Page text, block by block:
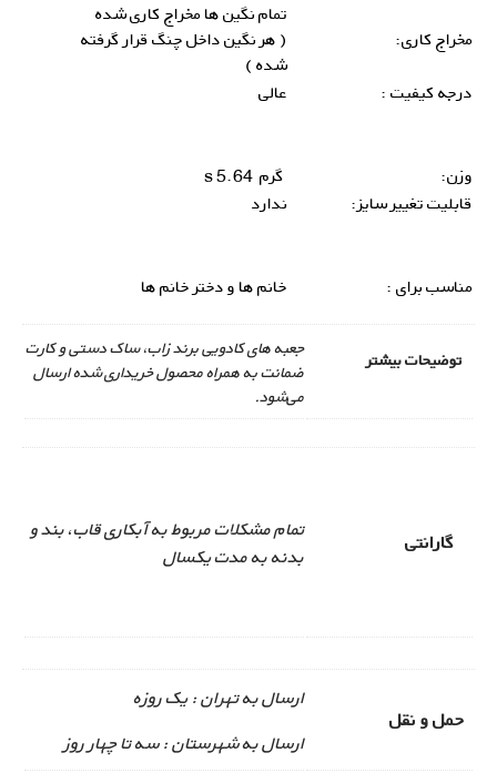
مخراج کاری:
تمام نگین ها مخراج کاری شده
( هر نگین داخل چنگ قرار گرفته
شده )
درجه کیفیت :
عالی
وزن:
گرم 5.64 s
قابلیت تغییر سایز:
ندارد
مناسب برای : خانم ها و دختر خانم ها
توضیحات بیشتر
جعبه های کادویی برند زاب، ساک دستی و کارت
ضمانت به همراه محصول خریداری شده ارسال
می‌شود.
گارانتی
تمام مشکلات مربوط به آبکاری قاب، بند و
بدنه به مدت یکسال
حمل و نقل
ارسال به تهران : یک روزه
ارسال به شهرستان : سه تا چهار روز